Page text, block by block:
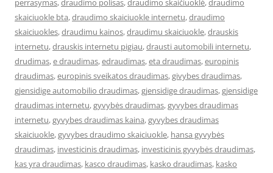
perrasymas,draudimo polisas,draudimo skaičiuoklė,draudimo
skaiciuokle bta,draudimo skaiciuokle internetu,draudimo
skaiciuokles,draudimu kainos,draudimu skaiciuokle,drauskis
internetu,drauskis internetu pigiau,drausti automobili internetu,
drudimas,e draudimas,edraudimas,eta draudimas,europinis
draudimas,europinis sveikatos draudimas,givybes draudimas,
gjensidige automobilio draudimas,gjensidige draudimas,gjensidige
draudimas internetu,gyvybės draudimas,gyvybes draudimas
internetu,gyvybes draudimas kaina,gyvybes draudimas
skaiciuokle,gyvybes draudimo skaiciuokle, hansa gyvybės
draudimas, investicinis draudimas, investicinis gyvybės draudimas,
kas yra draudimas, kasco draudimas, kasko draudimas, kasko